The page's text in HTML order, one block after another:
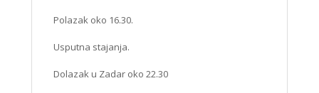
Polazak oko 16.30.
Usputna stajanja.
Dolazak u Zadar oko 22.30